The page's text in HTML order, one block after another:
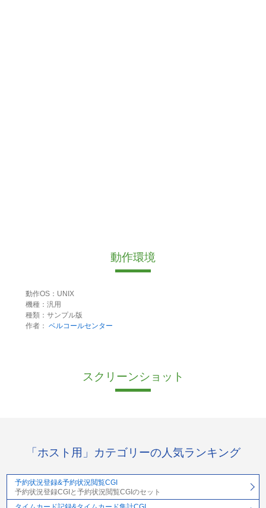
動作環境
動作OS：UNIX
機種：汎用
種類：サンプル版
作者： ベルコールセンター
スクリーンショット
「ホスト用」カテゴリーの人気ランキング
予約状況登録&予約状況閲覧CGI
予約状況登録CGIと予約状況閲覧CGIのセット